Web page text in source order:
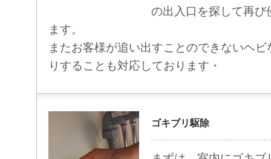
の出入口を探して再び
ます。
またお客様が追い出すことのできないヘ
りすることも対応しております・
ゴキブリ駆除